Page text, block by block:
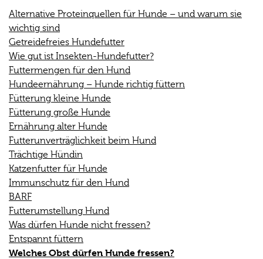
Alternative Proteinquellen für Hunde – und warum sie
wichtig sind
Getreidefreies Hundefutter
Wie gut ist Insekten-Hundefutter?
Futtermengen für den Hund
Hundeernährung – Hunde richtig füttern
Fütterung kleine Hunde
Fütterung große Hunde
Ernährung alter Hunde
Futterunverträglichkeit beim Hund
Trächtige Hündin
Katzenfutter für Hunde
Immunschutz für den Hund
BARF
Futterumstellung Hund
Was dürfen Hunde nicht fressen?
Entspannt füttern
Welches Obst dürfen Hunde fressen?